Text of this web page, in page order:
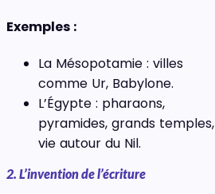
Exemples :
La Mésopotamie : villes
comme Ur, Babylone.
L’Égypte : pharaons,
pyramides, grands temples,
vie autour du Nil.
2. L’invention de l’écriture